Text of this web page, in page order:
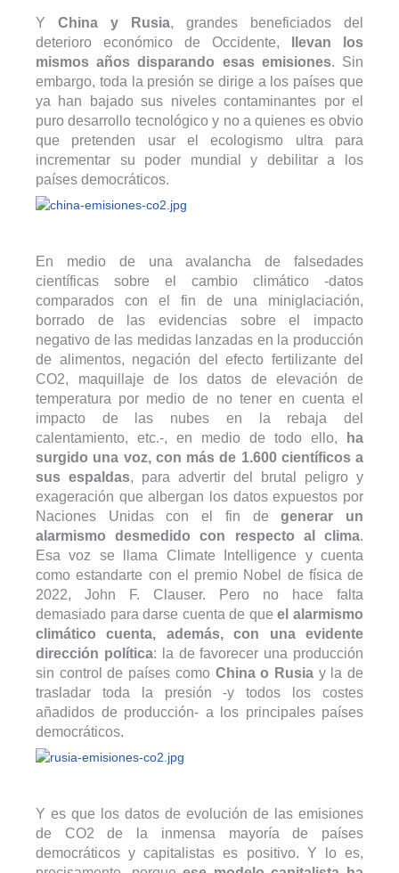
Y China y Rusia, grandes beneficiados del
deterioro económico de Occidente,
llevan los
mismos años disparando esas emisiones. Sin
embargo, toda la presión se dirige a los países que
ya han bajado sus niveles contaminantes por el
puro desarrollo tecnológico y no a quienes es obvio
que pretenden usar el ecologismo ultra para
incrementar su poder mundial y debilitar a los
países democráticos.
En medio de una avalancha de falsedades
científicas sobre el cambio climático -datos
comparados con el fin de una miniglaciación,
borrado de las evidencias sobre el impacto
negativo de las medidas lanzadas en la producción
de alimentos, negación del efecto fertilizante del
CO2, maquillaje de los datos de elevación de
temperatura por medio de no tener en cuenta el
impacto de las nubes en la rebaja del
calentamiento, etc.-, en medio de todo ello,
ha
surgido una voz, con más de 1.600 científicos a
sus espaldas, para advertir del brutal peligro y
exageración que albergan los datos expuestos por
Naciones Unidas con el fin degenerar un
alarmismo desmedido con respecto al clima.
Esa voz se llama Climate Intelligence y cuenta
como estandarte con el premio Nobel de física de
2022, John F. Clauser. Pero no hace falta
demasiado para darse cuenta de que el alarmismo
climático cuenta, además, con una evidente
dirección política: la de favorecer una producción
sin control de países comoChina o Rusiay la de
trasladar toda la presión -y todos los costes
añadidos de producción- a los principales países
democráticos.
Y es que los datos de evolución de las emisiones
de CO2 de la inmensa mayoría de países
democráticos y capitalistas es positivo. Y lo es,